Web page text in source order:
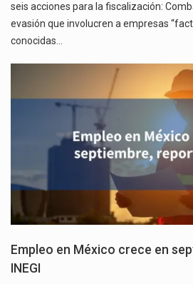
seis acciones para la fiscalización:
evasión que involucren a empresas
conocidas…
Empleo en México crece en
INEGI